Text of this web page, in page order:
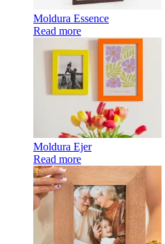
Moldura Essence
Read more
Moldura Ejer
Read more